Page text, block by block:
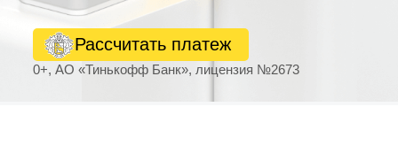
0+, АО «Тинькофф Банк», лицензия №2673
Рассчитать платеж